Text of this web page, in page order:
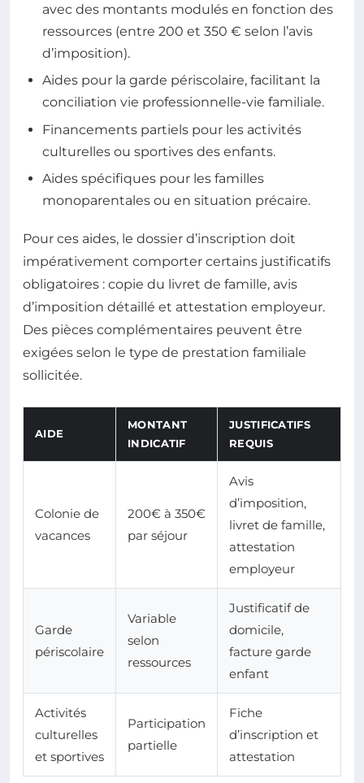
avec des montants modulés en fonction des
ressources (entre 200 et 350 € selon l’avis
d’imposition).
Aides pour la garde périscolaire, facilitant la
conciliation vie professionnelle-vie familiale.
Financements partiels pour les activités
culturelles ou sportives des enfants.
Aides spécifiques pour les familles
monoparentales ou en situation précaire.
Pour ces aides, le dossier d’inscription doit
impérativement comporter certains justificatifs
obligatoires : copie du livret de famille, avis
d’imposition détaillé et attestation employeur.
Des pièces complémentaires peuvent être
exigées selon le type de prestation familiale
sollicitée.
AIDE
MONTANT
INDICATIF
JUSTIFICATIFS
REQUIS
Colonie de
vacances
200€ à 350€
par séjour
Avis
d’imposition,
livret de famille,
attestation
employeur
Garde
périscolaire
Variable
selon
ressources
Justificatif de
domicile,
facture garde
enfant
Activités
culturelles
et sportives
Participation
partielle
Fiche
d’inscription et
attestation